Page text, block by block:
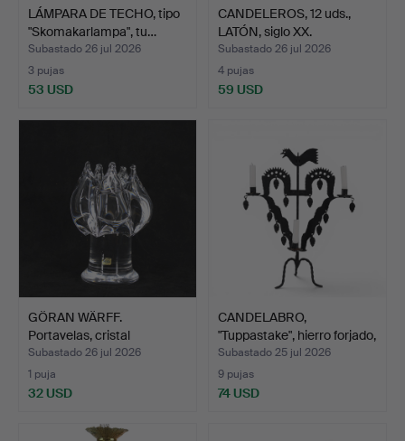
LÁMPARA DE TECHO, tipo
"Skomakarlampa", tu…
Subastado 26 jul 2026
3 pujas
53 USD
CANDELEROS, 12 uds.,
LATÓN, siglo XX.
Subastado 26 jul 2026
4 pujas
59 USD
GÖRAN WÄRFF.
Portavelas, cristal
transpare…
Subastado 26 jul 2026
1 puja
32 USD
CANDELABRO,
"Tuppastake", hierro forjado,
…
Subastado 25 jul 2026
9 pujas
74 USD